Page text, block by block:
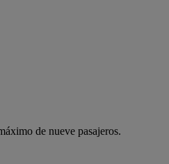
de nueve pasajeros.